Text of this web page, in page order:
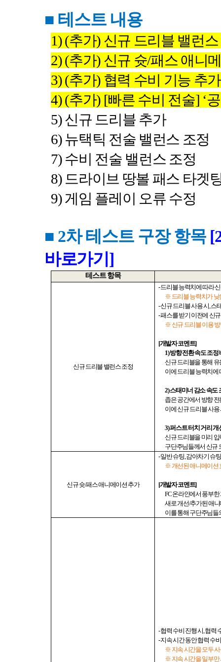
■ 테스트 내용
1) (추가) 신규 드리블 밸런
2) (추가) 신규 슛/패스 애니
3) (추가) 협력 수비 기능 추가
4) (추가) [빠른 수비 전술] ‘
5)신규 드리블 추가
6) 뉴택틱 전술 밸런스 조정
7) 수비 전술 밸런스 조정
8) 드라이브 땅볼 패스 타겟
9)게임 플레이 오류 수정
■ 2차 테스트 구장 항목
바로가기]
테스트 항목
신규드리블 밸런스 조정
-드리블 능력치에 따라
※ 드리블 능력치가 낮
-신규 드리블 사용 시,스
-패스를 받기 이전에 신
※ 신규 드리블 이용
[개발자 코멘트]
1)방향 전환 속도 조정
신규 드리블을 통해
이에 드리블 능력치에
2)스태미너 감소 속도
좁은 공간에서 방향
이에 신규 드리블 사용
3)퍼스트 터치 거리 개
신규 드리블을 미리 입
구단주님들께서 신규
신규 슛/패스 애니메이션 추가
-일반 슈팅,감아차기 슈팅
※ 개선된 애니메이션
[개발자 코멘트]
FC온라인에서 풍부한
새로 개선/추가된 애
이를 통해 구단주님들
-협력 수비 진행 시,협력
-지속 시간 동안 협력 수
※ 지속 시간을 모두
※ 지속 시간을 일부만